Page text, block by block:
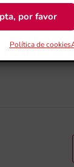
por favor
Política de cookies